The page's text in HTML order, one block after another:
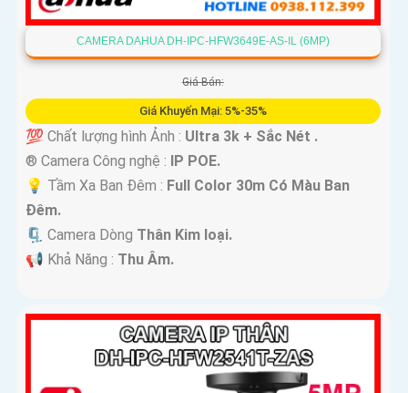
CAMERA DAHUA DH-IPC-HFW3649E-AS-IL (6MP)
Giá Bán:
Giá Khuyến Mại: 5%-35%
💯 Chất lượng hình Ảnh : Ultra 3k + Sắc Nét .
®️ Camera Công nghệ : IP POE.
💡 Tầm Xa Ban Đêm : Full Color 30m Có Màu Ban
Ðêm.
🗜️ Camera Dòng Thân Kim loại.
️📢 Khả Năng : Thu Âm.